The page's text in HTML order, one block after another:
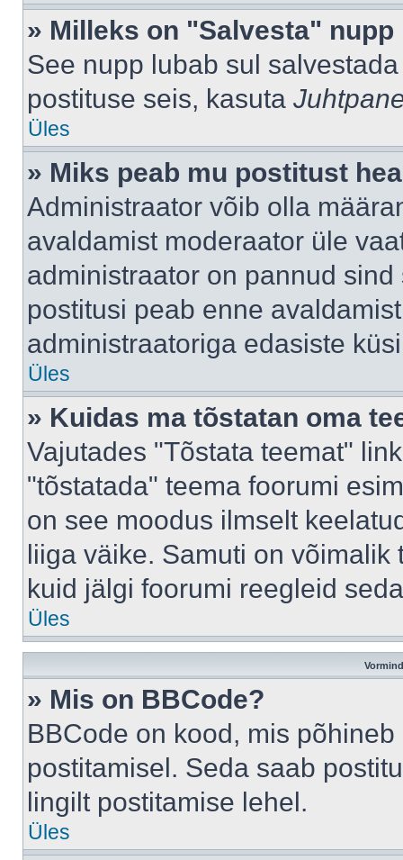
» Milleks on "Salvesta"
See nupp lubab sul
postituse seis, kasuta
Üles
» Miks peab mu postitust
Administraator võib olla
avaldamist moderaator üle
administraator on pannud
postitusi peab enne
administraatoriga edasiste
Üles
» Kuidas ma tõstatan oma
Vajutades "Tõstata teemat"
"tõstatada" teema foorumi
on see moodus ilmselt
liiga väike. Samuti on
kuid jälgi foorumi reegleid
Üles
» Mis on BBCode?
BBCode on kood, mis
postitamisel. Seda saab
lingilt postitamise lehel.
Üles